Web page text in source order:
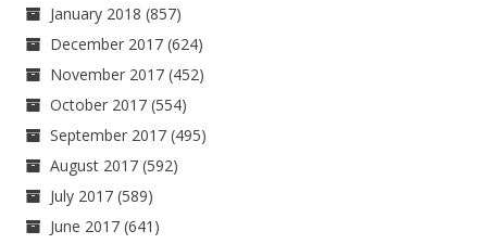
January 2018 (857)
December 2017 (624)
November 2017 (452)
October 2017 (554)
September 2017 (495)
August 2017 (592)
July 2017 (589)
June 2017 (641)